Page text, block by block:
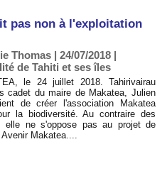
pas non à l'exploitation
Thomas | 24/07/2018 |
de Tahiti et ses îles
le 24 juillet 2018. Tahirivairau
cadet du maire de Makatea, Julien
de créer l'association Makatea
la biodiversité. Au contraire des
elle ne s'oppose pas au projet de
Makatea....